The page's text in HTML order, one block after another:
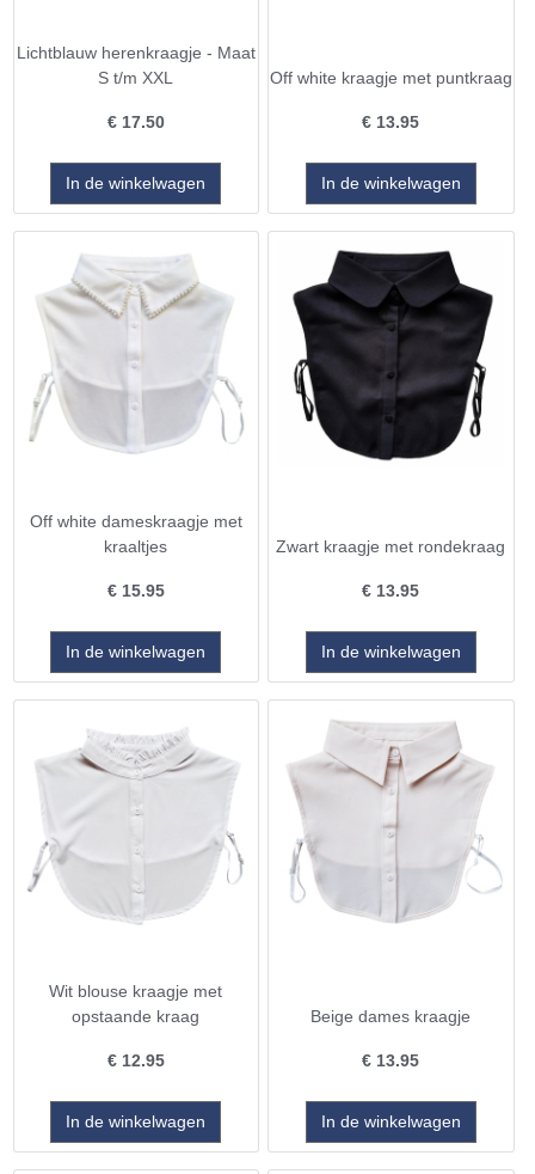
Lichtblauw herenkraagje - Maat
S t/m XXL
€ 17.50
Off white kraagje met puntkraag
€ 13.95
Off white dameskraagje met
kraaltjes
€ 15.95
Zwart kraagje met rondekraag
€ 13.95
Wit blouse kraagje met
opstaande kraag
€ 12.95
Beige dames kraagje
€ 13.95